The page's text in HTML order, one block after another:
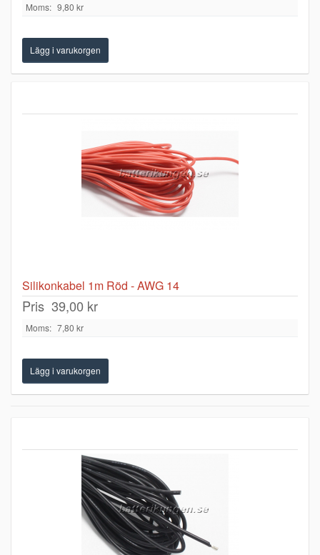
Moms: 9,80 kr
Silikonkabel 1m Röd - AWG 14
Pris 39,00 kr
Moms: 7,80 kr